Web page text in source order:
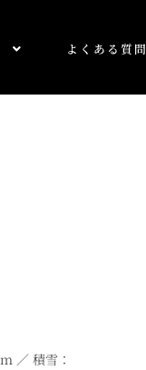
よくある質問
／ 積雪：